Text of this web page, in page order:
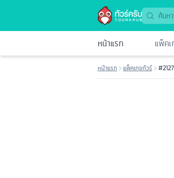
หน้าแรก แพ็ค
หน้าแรก แพ็คเกจทัวร์